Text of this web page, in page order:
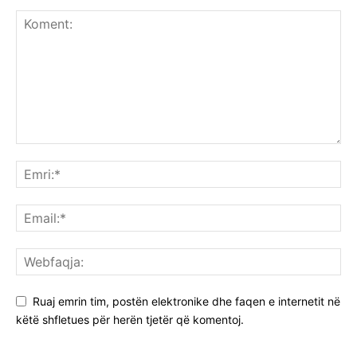
Ruaj emrin tim, postën elektronike dhe faqen e internetit në
këtë shfletues për herën tjetër që komentoj.